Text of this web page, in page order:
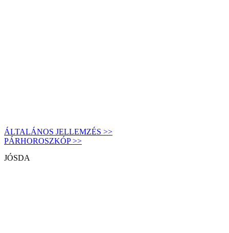
ÁLTALÁNOS JELLEMZÉS >>
PÁRHOROSZKÓP >>
JÓSDA